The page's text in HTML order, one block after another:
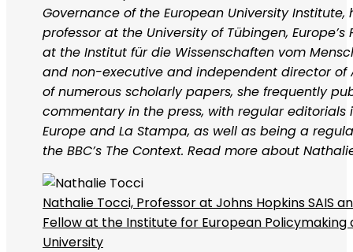
Governance of the European University Institute,
professor at the University of Tübingen, Europe’s
at the Institut für die Wissenschaften vom
and non-executive and independent director of
of numerous scholarly papers, she frequently
commentary in the press, with regular editorials
Europe and La Stampa, as well as being a
the BBC’s The Context. Read more about
Nathalie Tocci, Professor at Johns Hopkins SAIS
Fellow at the Institute for European Policymaking
University